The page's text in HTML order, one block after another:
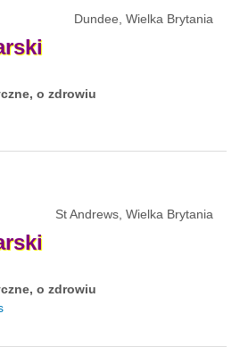
Dundee, Wielka Brytania
o zdrowiu
St Andrews, Wielka Brytania
o zdrowiu